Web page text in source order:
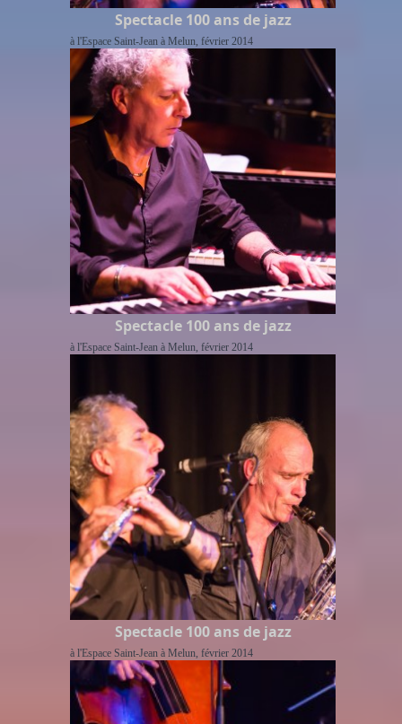
Spectacle 100 ans de jazz
à l'Espace Saint-Jean à Melun, février 2014
Spectacle 100 ans de jazz
à l'Espace Saint-Jean à Melun, février 2014
Spectacle 100 ans de jazz
à l'Espace Saint-Jean à Melun, février 2014